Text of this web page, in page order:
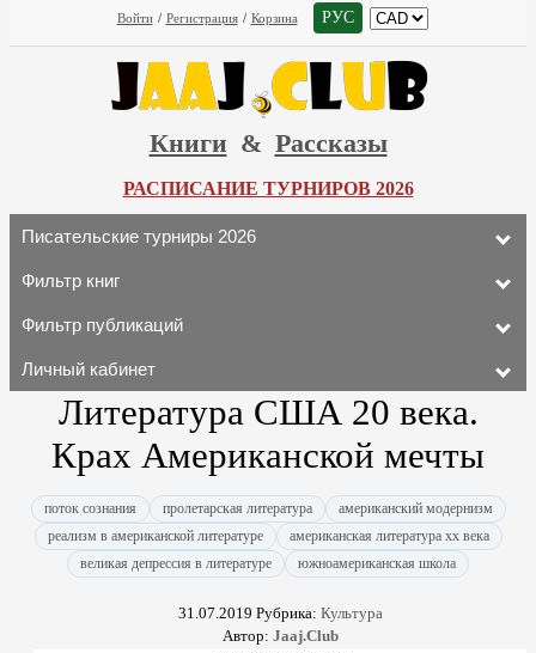
Войти / Регистрация / Корзина РУС
Книги & Рассказы
РАСПИСАНИЕ ТУРНИРОВ 2026
Писательские турниры 2026
Фильтр книг
Фильтр публикаций
Личный кабинет
Литература США 20 века.
Крах Американ­ской мечты
поток сознания пролетарская литература
американский модернизм
реализм в американской литературе
американская литература xx века
великая депрессия в литературе
южноамериканская школа
31.07.2019 Рубрика: Культура
Автор: Jaaj.Club